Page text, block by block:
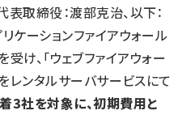
表取締役：渡部克治、以下：
ケーションファイアウォール
け、「ウェブファイアウォー
をレンタルサーバサービスにて
3社を対象に、初期費用と